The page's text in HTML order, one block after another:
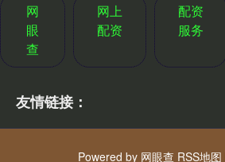
网
眼
查
网上
配资
配资
服务
友情链接：
Powered by 网眼查 RSS地图